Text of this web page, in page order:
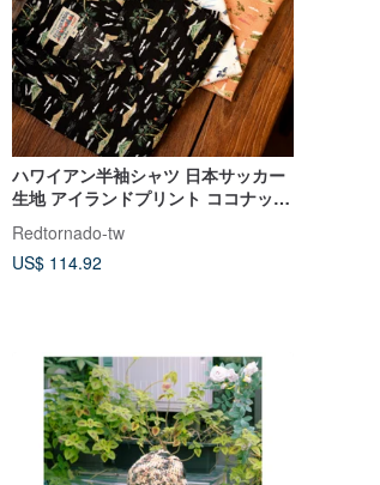
ハワイアン半袖シャツ 日本サッカー
生地 アイランドプリント ココナッツ
シェルボタン 三色 アロハシャツ
Redtornado-tw
US$ 114.92